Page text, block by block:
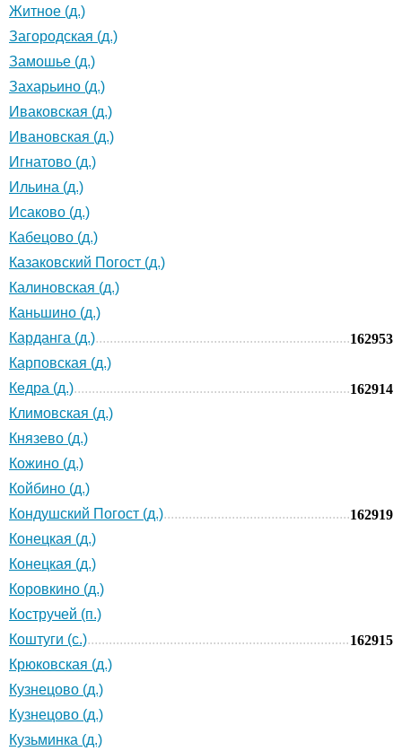
Житное (д.)
Загородская (д.)
Замошье (д.)
Захарьино (д.)
Иваковская (д.)
Ивановская (д.)
Игнатово (д.)
Ильина (д.)
Исаково (д.)
Кабецово (д.)
Казаковский Погост (д.)
Калиновская (д.)
Каньшино (д.)
Карданга (д.)
162953
Карповская (д.)
Кедра (д.)
162914
Климовская (д.)
Князево (д.)
Кожино (д.)
Койбино (д.)
Кондушский Погост (д.)
162919
Конецкая (д.)
Конецкая (д.)
Коровкино (д.)
Костручей (п.)
Коштуги (с.)
162915
Крюковская (д.)
Кузнецово (д.)
Кузнецово (д.)
Кузьминка (д.)